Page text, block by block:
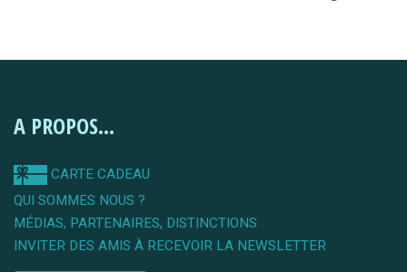
A PROPOS...
CARTE CADEAU
QUI SOMMES NOUS ?
MÉDIAS, PARTENAIRES, DISTINCTIONS
INVITER DES AMIS À RECEVOIR LA NEWSLETTER